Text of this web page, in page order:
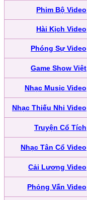
Phim Bộ Video
Hài Kịch Video
Phóng Sự Video
Game Show Việt
Nhạc Music Video
Nhạc Thiếu Nhi Video
Truyện Cổ Tích
Nhạc Tân Cổ Video
Cải Lương Video
Phỏng Vấn Video